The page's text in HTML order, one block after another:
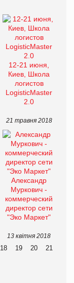
12-21 июня,
Киев, Школа
логистов
LogisticMaster
2.0
21 травня 2018
Александр
Муркович -
коммерческий
директор сети
"Эко Маркет"
13 квітня 2018
18 19 20
21